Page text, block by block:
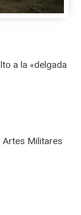
a la «delgada
Artes Militares